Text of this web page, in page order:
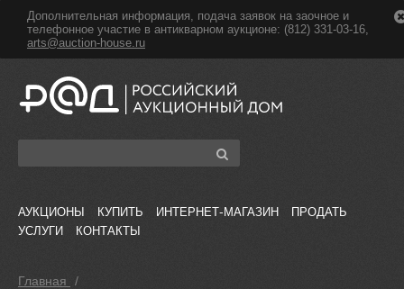
Дополнительная информация, подача заявок на заочное и
телефонное участие в антикварном аукционе: (812) 331-03-16,
arts@auction-house.ru
АУКЦИОНЫ КУПИТЬ ИНТЕРНЕТ-МАГАЗИН
ПРОДАТЬ
УСЛУГИ
КОНТАКТЫ
Главная /